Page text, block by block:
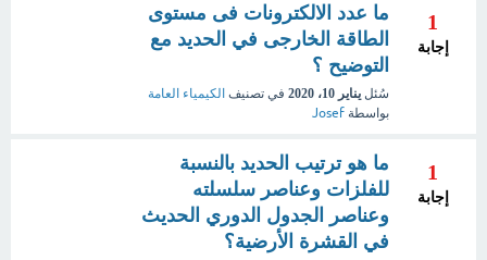
1
إجابة
ما عدد الالكترونات فى مستوى
الطاقة الخارجى في الحديد مع
التوضيح ؟
سُئل يناير 10، 2020 في تصنيف الكيمياء العامة
بواسطة Josef
1
إجابة
ما هو ترتيب الحديد بالنسبة
للفلزات وعناصر سلسلته
وعناصر الجدول الدوري الحديث
في القشرة الأرضية؟